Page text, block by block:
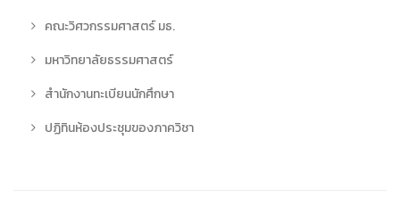
คณะวิศวกรรมศาสตร์ มธ.
มหาวิทยาลัยธรรมศาสตร์
สำนักงานทะเบียนนักศึกษา
ปฏิทินห้องประชุมของภาควิชา